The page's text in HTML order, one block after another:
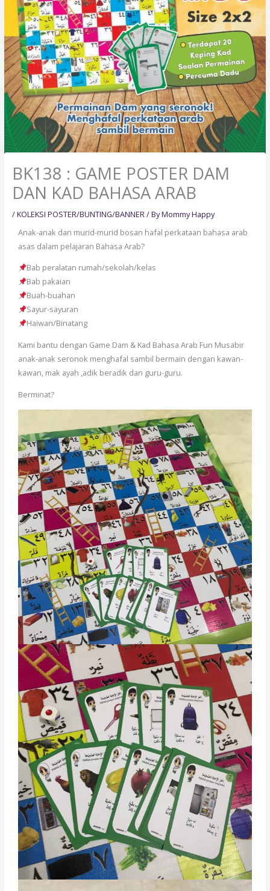
BK138 : GAME POSTER DAM
DAN KAD BAHASA ARAB
/KOLEKSI POSTER/BUNTING/BANNER/ ByMommy Happy
Anak-anak dan murid-murid bosan hafal perkataan bahasa arab
asas dalam pelajaran Bahasa Arab?
Bab peralatan rumah/sekolah/kelas
Bab pakaian
Buah-buahan
Sayur-sayuran
Haiwan/Binatang
Kami bantu dengan Game Dam & Kad Bahasa Arab Fun Musabir
anak-anak seronok menghafal sambil bermain dengan kawan-
kawan, mak ayah ,adik beradik dan guru-guru.
Berminat?